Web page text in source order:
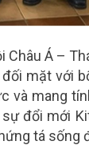
Á –
mặt với
và mang
đổi mới
tá sống